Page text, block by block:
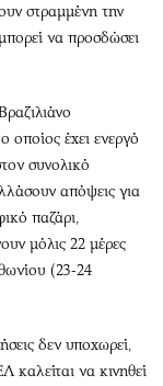
στραμμένη την
να προσδώσει
οποίος έχει ενεργό
συνολικό
απόψεις για
παζάρι,
μόλις 22 μέρες
(23-24
δεν υποχωρεί,
καλείται να κινηθεί